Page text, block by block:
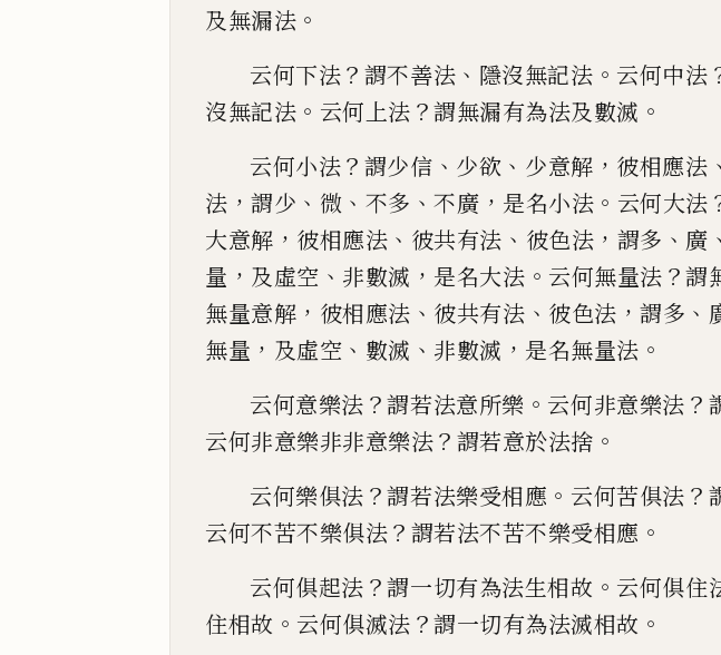
及無漏法 。
云何下法？ 謂不善法 、 隱沒無記法 。 云何中法
沒無記法 。 云何上法 ？謂無漏有為法及數滅 。
云何小法？ 謂少信 、 少欲 、 少意解 ， 彼相應法 、
法 ，謂少 、 微 、 不多 、不廣 ， 是名小法 。 云何大法
大意解 ， 彼相應法 、 彼共有法 、 彼色法 ， 謂多 、 廣 、
量 ， 及虛空 、 非數滅 ， 是名大法 。 云何無量法 ？謂
無量意解 ， 彼相應法 、 彼共有法 、 彼色法 ，謂多 、
無量 ， 及虛空 、 數滅 、 非數滅 ， 是名無量法 。
云何意樂法 ？謂若法意所樂 。 云何非意樂法 ？
云何非意樂非非意樂法？ 謂若意於法捨 。
云何樂俱法 ？謂若法樂受相應 。 云何苦俱法 ？
云何不苦不樂俱法？ 謂若法不苦不樂受相應 。
云何俱起法 ？謂一切有為法生相故 。 云何俱住
住相故 。 云何俱滅法 ？謂一切有為法滅相故 。